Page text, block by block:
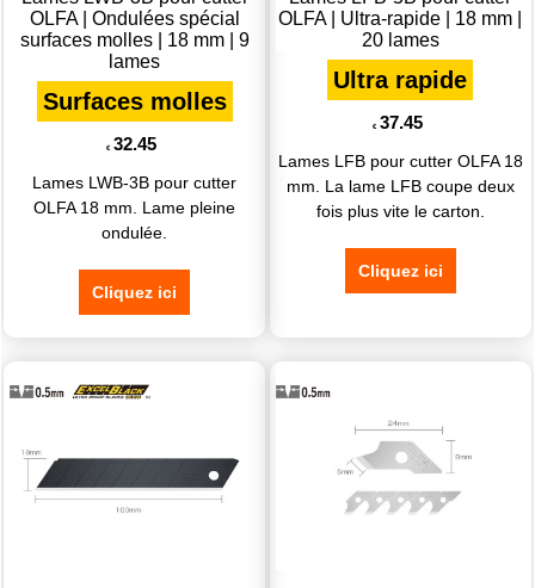
OLFA | Ondulées spécial
surfaces molles | 18 mm | 9
lames
Surfaces molles
€ 32.45
Lames LWB-3B pour cutter
OLFA 18 mm. Lame pleine
ondulée.
Cliquez ici
OLFA | Ultra-rapide | 18 mm |
20 lames
Ultra rapide
€ 37.45
Lames LFB pour cutter OLFA 18
mm. La lame LFB coupe deux
fois plus vite le carton.
Cliquez ici